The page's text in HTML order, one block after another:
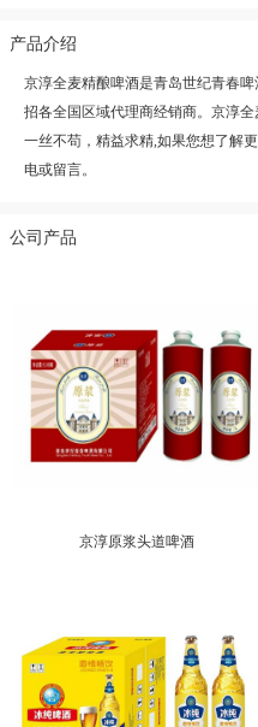
产品介绍
京淳全麦精酿啤酒是青岛世纪青春
招各全国区域代理商经销商。京淳
一丝不苟，精益求精,如果您想了解
电或留言。
公司产品
京淳原浆头道啤酒